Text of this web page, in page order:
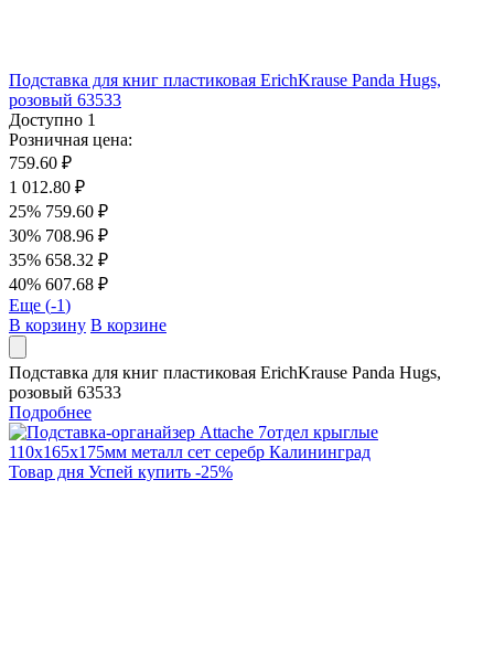
Подставка для книг пластиковая ErichKrause Panda Hugs,
розовый 63533
Доступно 1
Розничная цена:
759.60 ₽
1 012.80 ₽
25% 759.60 ₽
30% 708.96 ₽
35% 658.32 ₽
40% 607.68 ₽
Еще (-1)
В корзину В корзине
Подставка для книг пластиковая ErichKrause Panda Hugs,
розовый 63533
Подробнее
Товар дня Успей купить -25%